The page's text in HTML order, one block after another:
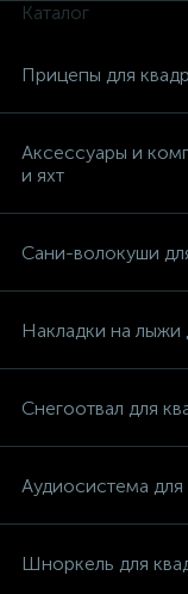
Каталог
Прицепы для
Аксессуары и
и яхт
Сани-волокуши
Накладки на лыжи
Снегоотвал для
Аудиосистема для
Шноркель для